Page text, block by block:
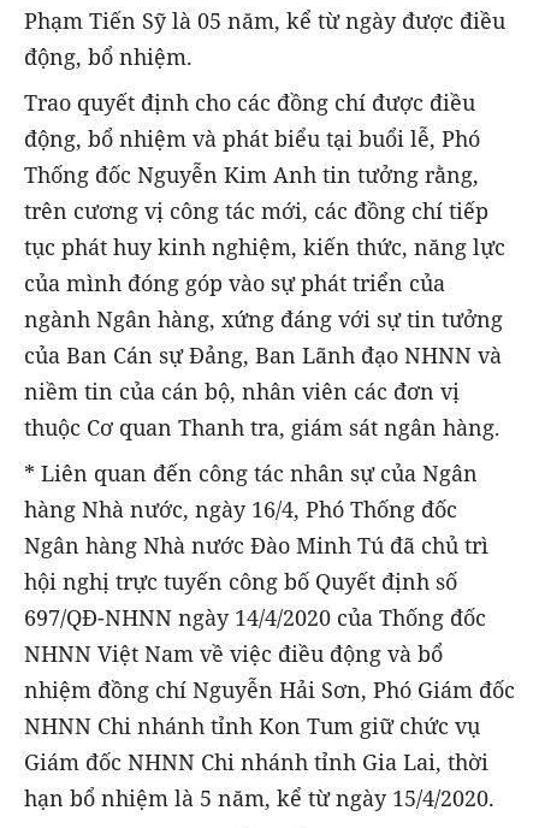
Phạm Tiến Sỹ là 05 năm, kể từ ngày được điều
động, bổ nhiệm.
Trao quyết định cho các đồng chí được điều
động, bổ nhiệm và phát biểu tại buổi lễ, Phó
Thống đốc Nguyễn Kim Anh tin tưởng rằng,
trên cương vị công tác mới, các đồng chí tiếp
tục phát huy kinh nghiệm, kiến thức, năng lực
của mình đóng góp vào sự phát triển của
ngành Ngân hàng, xứng đáng với sự tin tưởng
của Ban Cán sự Đảng, Ban Lãnh đạo NHNN và
niềm tin của cán bộ, nhân viên các đơn vị
thuộc Cơ quan Thanh tra, giám sát ngân hàng.
* Liên quan đến công tác nhân sự của Ngân
hàng Nhà nước, ngày 16/4, Phó Thống đốc
Ngân hàng Nhà nước Đào Minh Tú đã chủ trì
hội nghị trực tuyến công bố Quyết định số
697/QĐ-NHNN ngày 14/4/2020 của Thống đốc
NHNN Việt Nam về việc điều động và bổ
nhiệm đồng chí Nguyễn Hải Sơn, Phó Giám đốc
NHNN Chi nhánh tỉnh Kon Tum giữ chức vụ
Giám đốc NHNN Chi nhánh tỉnh Gia Lai, thời
hạn bổ nhiệm là 5 năm, kể từ ngày 15/4/2020.